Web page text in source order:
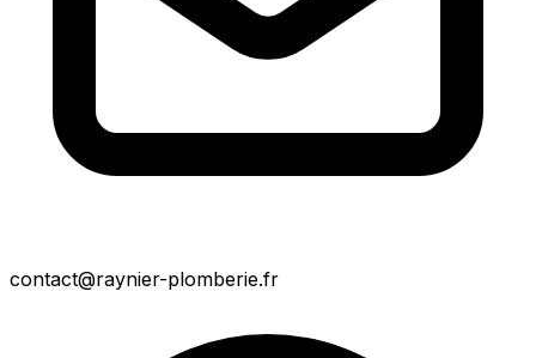
contact@raynier-plomberie.fr